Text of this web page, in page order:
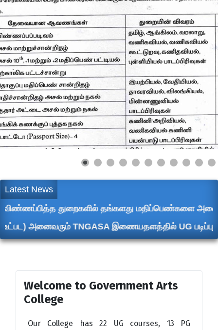
Latest News
துறைகளில் தங்களது மதிப்பெண்களை அனைத்து
TNGASA இணையதளத்தில் UG படிப்புகளுக்கு
Welcome to Government Arts
College
Our College has 22 UG courses, 13 PG